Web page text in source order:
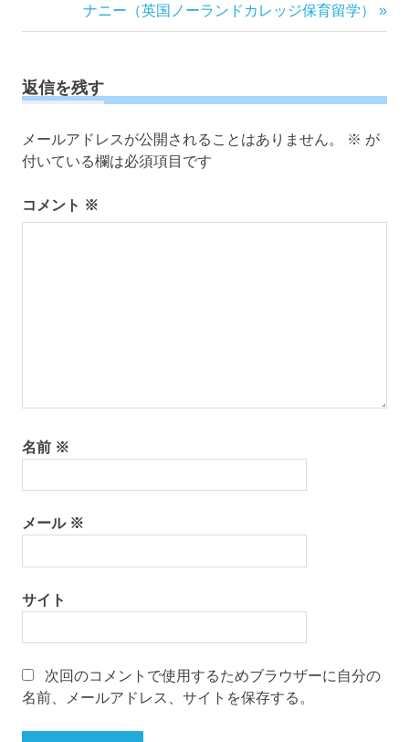
ナ
ゲ
シ
ョ
記
次
の
事:
ナニー（英国ノーランドカレッジ保育留学）
返信を残す
メールアドレスが公開されることはありません。 ※ が
付いている欄は必須項目です
コメント ※
名前 ※
メール ※
サイト
次回のコメントで使用するためブラウザーに自分の
名前、メールアドレス、サイトを保存する。